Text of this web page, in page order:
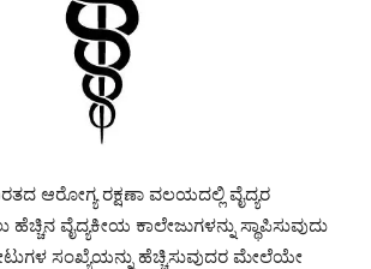
ಆರೋಗ್ಯ ರಕ್ಷಣಾ ವಲಯದಲ್ಲಿ ವೈದ್ಯರ
ವೈದ್ಯಕೀಯ ಕಾಲೇಜುಗಳನ್ನು ಸ್ಥಾಪಿಸುವುದು
ಸಂಖ್ಯೆಯನ್ನು ಹೆಚ್ಚಿಸುವುದರ ಮೇಲೆಯೇ